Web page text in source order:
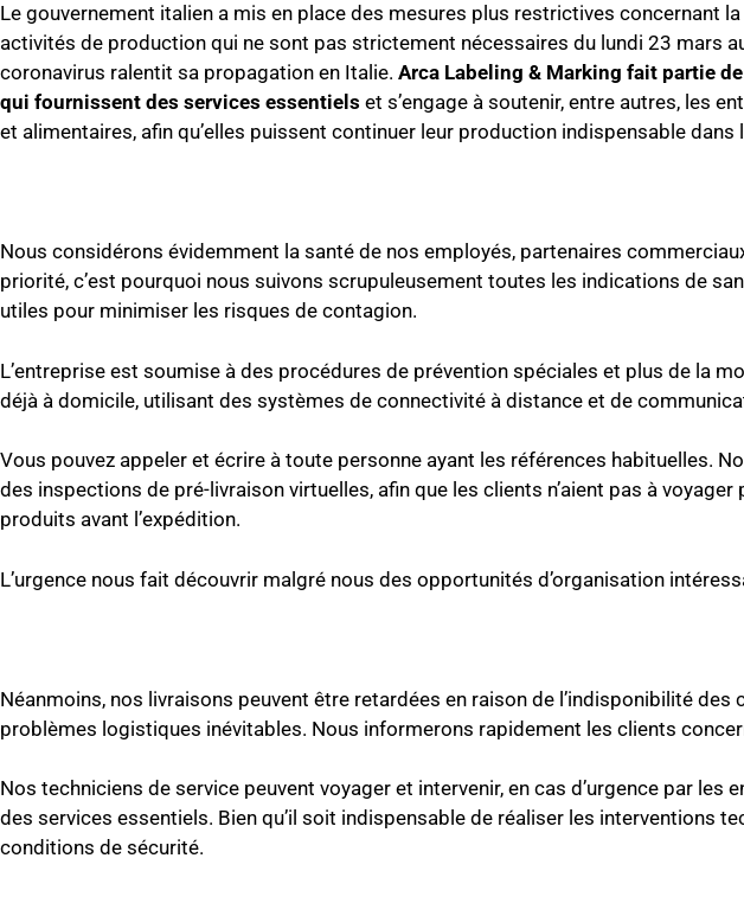
Le gouvernement italien a mis en place des mesures plus restrictives concernant
activités de production qui ne sont pas strictement nécessaires du lundi 23 mars
coronavirus ralentit sa propagation en Italie. Arca Labeling & Marking fait partie
qui fournissent des services essentiels et s’engage à soutenir, entre autres, les
et alimentaires, afin qu’elles puissent continuer leur production indispensable dans
Nous considérons évidemment la santé de nos employés, partenaires
priorité, c’est pourquoi nous suivons scrupuleusement toutes les indications de
utiles pour minimiser les risques de contagion.
L’entreprise est soumise à des procédures de prévention spéciales et plus de la
déjà à domicile, utilisant des systèmes de connectivité à distance et de
Vous pouvez appeler et écrire à toute personne ayant les références habituelles.
des inspections de pré-livraison virtuelles, afin que les clients n’aient pas à voyager
produits avant l’expédition.
L’urgence nous fait découvrir malgré nous des opportunités d’organisation
Néanmoins, nos livraisons peuvent être retardées en raison de l’indisponibilité des
problèmes logistiques inévitables. Nous informerons rapidement les clients
Nos techniciens de service peuvent voyager et intervenir, en cas d’urgence par les
des services essentiels. Bien qu’il soit indispensable de réaliser les interventions
conditions de sécurité.